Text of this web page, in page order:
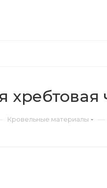
хребтовая
Кровельные материалы —